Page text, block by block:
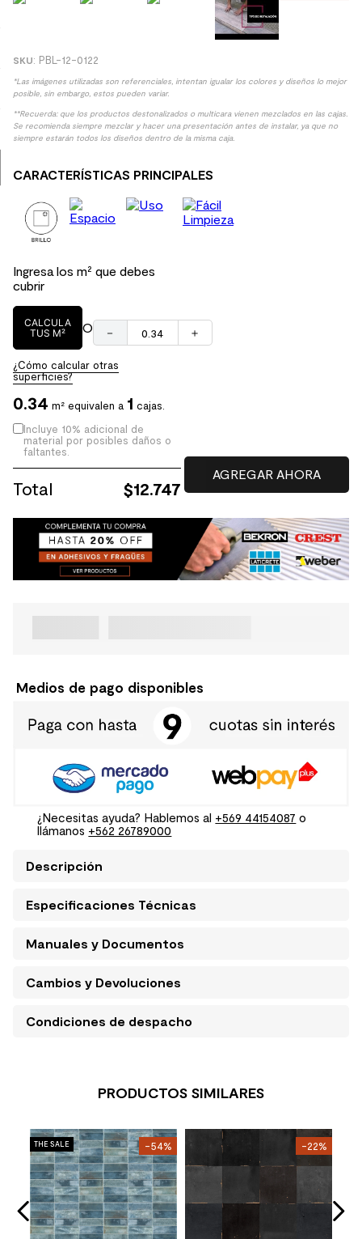
: PBL-12-0122
*Las imágenes utilizadas son referenciales, intentan igualar los colores y diseños lo mejor
posible, sin embargo, estos pueden variar.
**Recuerda: que los productos destonalizados o multicara vienen mezclados en las cajas.
Se recomienda siempre mezclar y hacer una presentación antes de instalar, ya que no
siempre estarán todos los diseños dentro de la misma caja.
CARACTERÍSTICAS PRINCIPALES
Ingresa los m² que debes
cubrir
CALCULA
TUS M²
O ＋
－
¿Cómo calcular otras
superficies?
0.34 m² equivalen a 1 cajas.
Incluye 10% adicional de
material por posibles daños o
faltantes.
Total $12.747
Medios de pago disponibles
¿Necesitas ayuda? Hablemos al +569 44154087 o
llámanos +562 26789000
Descripción
Especificaciones Técnicas
Manuales y Documentos
Cambios y Devoluciones
Condiciones de despacho
PRODUCTOS SIMILARES
THE SALE -54% -22%